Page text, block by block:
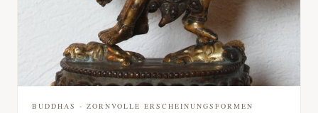
BUDDHAS - ZORNVOLLE ERSCHEINUNGSFORMEN